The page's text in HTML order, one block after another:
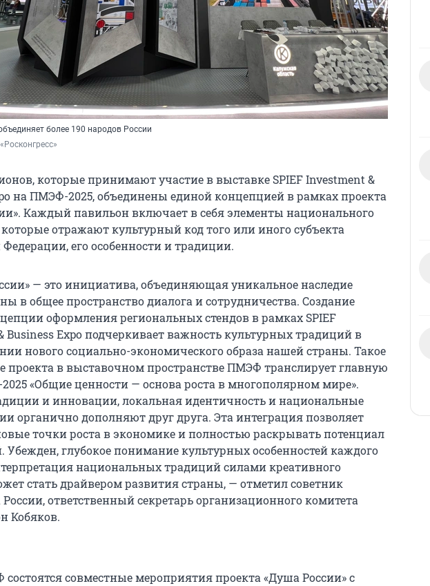
более 190 народов России
которые принимают участие в выставке SPIEF Investment &
на ПМЭФ-2025, объединены единой концепцией в рамках проекта
Каждый павильон включает в себя элементы национального
отражают культурный код того или иного субъекта
Федерации, его особенности и традиции.
— это инициатива, объединяющая уникальное наследие
в общее пространство диалога и сотрудничества. Создание
оформления региональных стендов в рамках SPIEF
Business Expo подчеркивает важность культурных традиций в
нового социально-экономического образа нашей страны. Такое
проекта в выставочном пространстве ПМЭФ транслирует главную
«Общие ценности — основа роста в многополярном мире».
и инновации, локальная идентичность и национальные
органично дополняют друг друга. Эта интеграция позволяет
точки роста в экономике и полностью раскрывать потенциал
Убежден, глубокое понимание культурных особенностей каждого
национальных традиций силами креативного
стать драйвером развития страны, — отметил советник
ответственный секретарь организационного комитета
Кобяков.
совместные мероприятия проекта «Душа России» с